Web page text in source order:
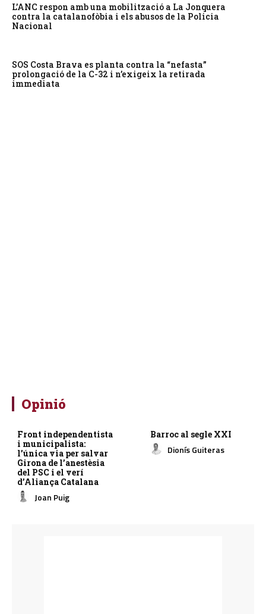
L’ANC respon amb una mobilització a La Jonquera
contra la catalanofòbia i els abusos de la Policia
Nacional
SOS Costa Brava es planta contra la “nefasta”
prolongació de la C-32 i n’exigeix la retirada
immediata
Opinió
Front independentista
i municipalista:
l’única via per salvar
Girona de l’anestèsia
del PSC i el verí
d’Aliança Catalana
Joan Puig
Barroc al segle XXI
Dionís Guiteras